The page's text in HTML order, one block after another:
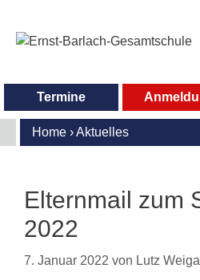
springen
Home ›Aktuelles
Termine
Elternmail zum
2022
7. Januar 2022 von Lutz